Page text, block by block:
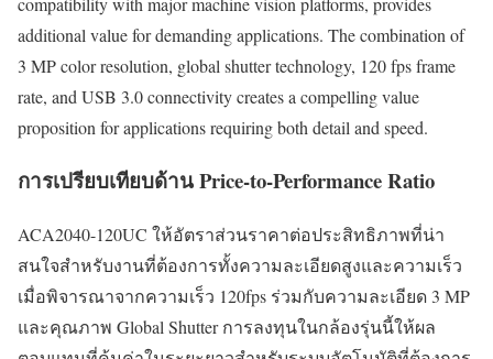
additional value for demanding applications. The combination of
3 MP color resolution, global shutter technology, 120 fps frame
rate, and USB 3.0 connectivity creates a compelling value
proposition for applications requiring both detail and speed.
การเปรียบเทียบด้าน Price-to-Performance Ratio
ACA2040-120UC ให้อัตราส่วนราคาต่อประสิทธิภาพที่น่า
สนใจสำหรับงานที่ต้องการทั้งความละเอียดสูงและความเร็ว
เมื่อพิจารณาจากความเร็ว 120fps ร่วมกับความละเอียด 3 MP
และคุณภาพ Global Shutter การลงทุนในกล้องรุ่นนี้ให้ผล